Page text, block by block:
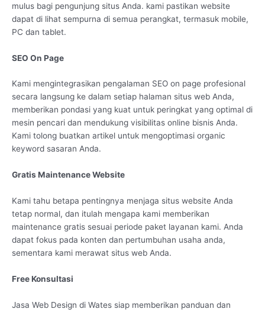
mulus bagi pengunjung situs Anda. kami pastikan website
dapat di lihat sempurna di semua perangkat, termasuk mobile,
PC dan tablet.
SEO On Page
Kami mengintegrasikan pengalaman SEO on page profesional
secara langsung ke dalam setiap halaman situs web Anda,
memberikan pondasi yang kuat untuk peringkat yang optimal di
mesin pencari dan mendukung visibilitas online bisnis Anda.
Kami tolong buatkan artikel untuk mengoptimasi organic
keyword sasaran Anda.
Gratis Maintenance Website
Kami tahu betapa pentingnya menjaga situs website Anda
tetap normal, dan itulah mengapa kami memberikan
maintenance gratis sesuai periode paket layanan kami. Anda
dapat fokus pada konten dan pertumbuhan usaha anda,
sementara kami merawat situs web Anda.
Free Konsultasi
Jasa Web Design di Wates siap memberikan panduan dan